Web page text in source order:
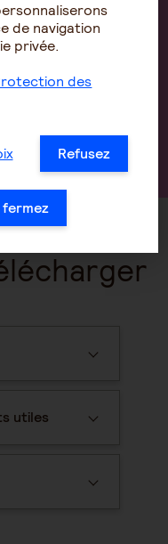
utiles
de navigation
privée.
des
Refusez